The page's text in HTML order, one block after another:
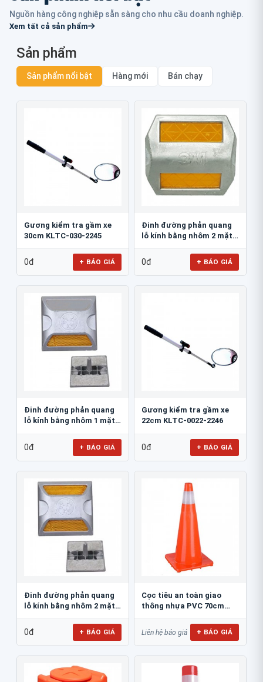
Nguồn hàng công nghiệp sẵn sàng cho nhu cầu doanh nghiệp.
Xem tất cả sản phẩm
Sản phẩm
Sản phẩm nổi bật Hàng mới Bán chạy
Gương kiểm tra gầm xe
30cm KLTC-030-2245
0đ + BÁO GIÁ
Đinh đường phản quang
lỗ kính bằng nhôm 2 mặt
0đ + BÁO GIÁ
Đinh đường phản quang
lỗ kính bằng nhôm 1 mặt
0đ + BÁO GIÁ
Gương kiểm tra gầm xe
22cm KLTC-0022-2246
0đ + BÁO GIÁ
Đinh đường phản quang
lỗ kính bằng nhôm 2 mặt
0đ + BÁO GIÁ
Cọc tiêu an toàn giao
thông nhựa PVC 70cm
Liên hệ báo giá + BÁO GIÁ